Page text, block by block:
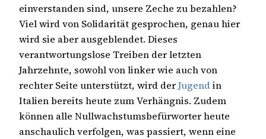
einverstanden sind, unsere Zeche zu bezahlen?
Viel wird von Solidarität gesprochen, genau hier
wird sie aber ausgeblendet. Dieses
verantwortungslose Treiben der letzten
Jahrzehnte, sowohl von linker wie auch von
rechter Seite unterstützt, wird derJugendin
Italien bereits heute zum Verhängnis. Zudem
können alle Nullwachstumsbefürworter heute
anschaulich verfolgen, was passiert, wenn eine